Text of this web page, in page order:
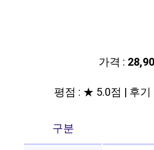
가격 :
평점 : ★ 5.0점 | 후기
구분